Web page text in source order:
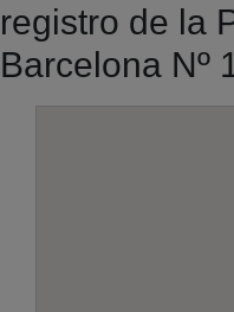
registro de la
Barcelona Nº